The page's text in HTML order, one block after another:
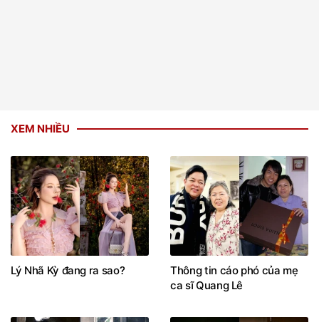
XEM NHIỀU
Lý Nhã Kỳ đang ra sao?
Thông tin cáo phó của mẹ
ca sĩ Quang Lê